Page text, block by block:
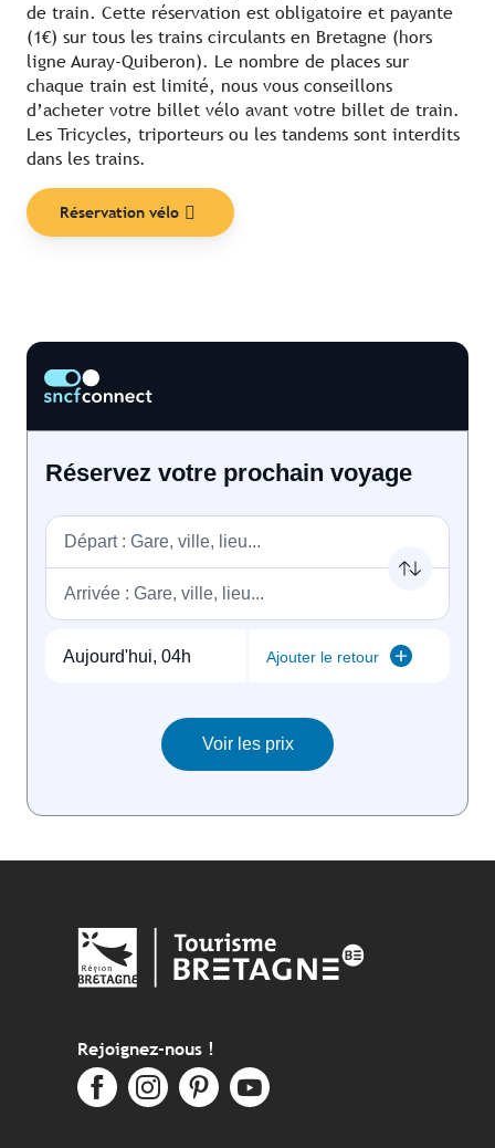
de train. Cette réservation est obligatoire et payante
(1€) sur tous les trains circulants en Bretagne (hors
ligne Auray-Quiberon). Le nombre de places sur
chaque train est limité, nous vous conseillons
d’acheter votre billet vélo avant votre billet de train.
Les Tricycles, triporteurs ou les tandems sont interdits
dans les trains.
Réservation vélo
Rejoignez-nous !